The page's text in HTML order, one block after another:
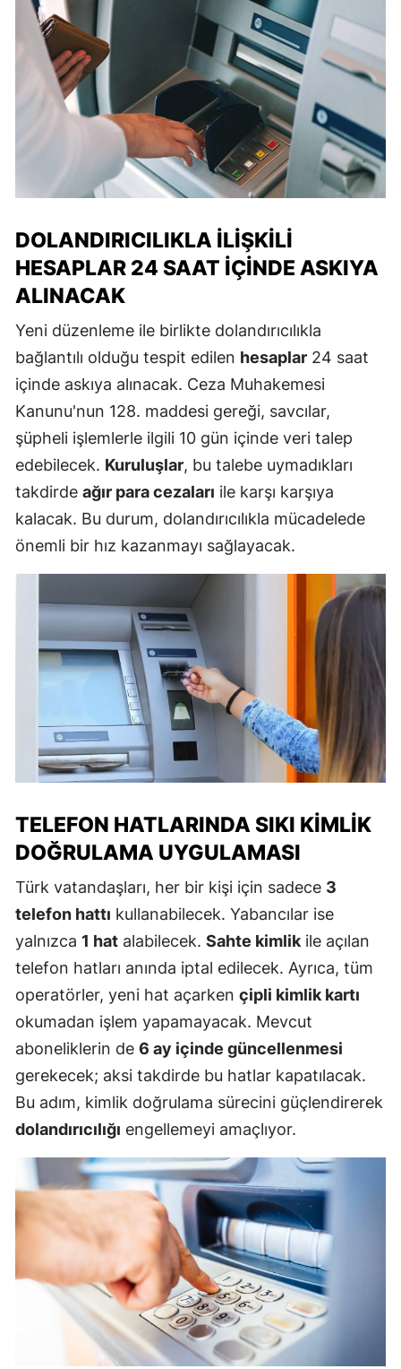
DOLANDIRICILIKLA İLIŞKILI
HESAPLAR 24 SAAT İÇINDE ASKIYA
ALINACAK
Yeni düzenleme ile birlikte dolandırıcılıkla
bağlantılı olduğu tespit edilen hesaplar 24 saat
içinde askıya alınacak. Ceza Muhakemesi
Kanunu'nun 128. maddesi gereği, savcılar,
şüpheli işlemlerle ilgili 10 gün içinde veri talep
edebilecek. Kuruluşlar, bu talebe uymadıkları
takdirde ağır para cezaları ile karşı karşıya
kalacak. Bu durum, dolandırıcılıkla mücadelede
önemli bir hız kazanmayı sağlayacak.
TELEFON HATLARINDA SIKI KIMLIK
DOĞRULAMA UYGULAMASI
Türk vatandaşları, her bir kişi için sadece 3
telefon hattı kullanabilecek. Yabancılar ise
yalnızca 1 hat alabilecek. Sahte kimlik ile açılan
telefon hatları anında iptal edilecek. Ayrıca, tüm
operatörler, yeni hat açarken çipli kimlik kartı
okumadan işlem yapamayacak. Mevcut
aboneliklerin de 6 ay içinde güncellenmesi
gerekecek; aksi takdirde bu hatlar kapatılacak.
Bu adım, kimlik doğrulama sürecini güçlendirerek
dolandırıcılığı engellemeyi amaçlıyor.